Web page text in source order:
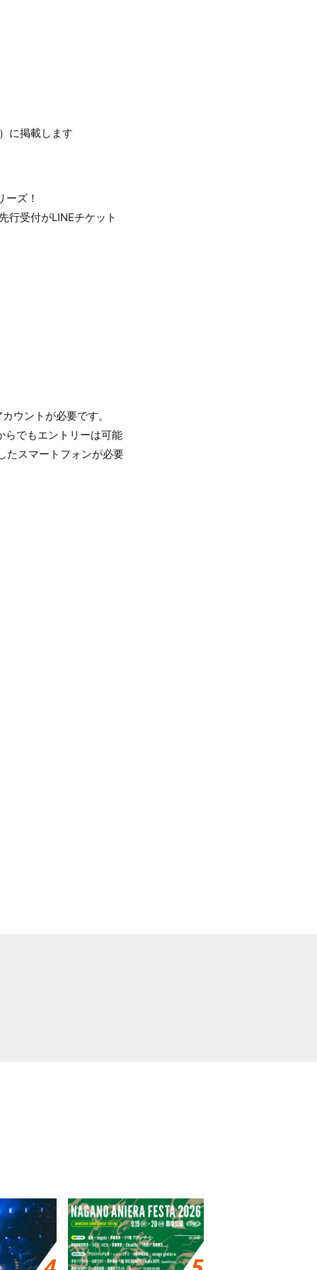
に掲載します
ズ！
行受付がLINEチケット
ウントが必要です。
らでもエントリーは可能
たスマートフォンが必要